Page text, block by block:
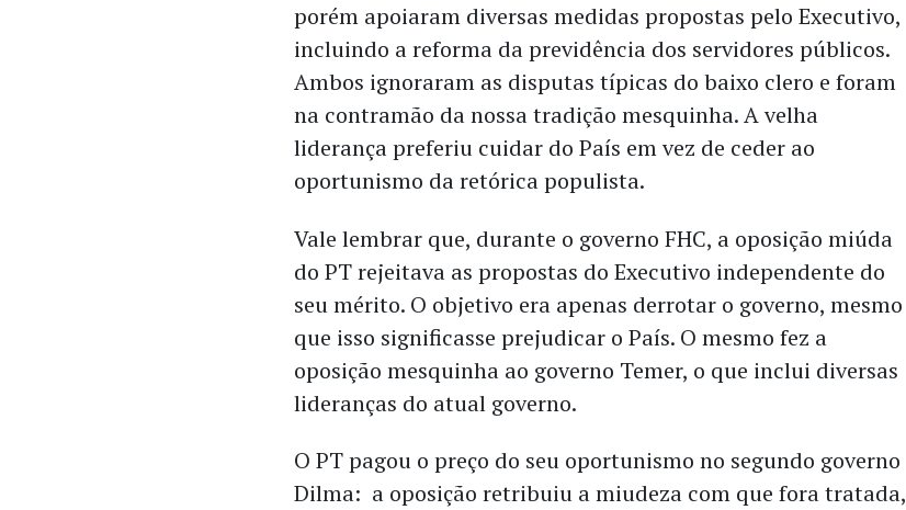
porém apoiaram diversas medidas propostas pelo Executivo,
incluindo a reforma da previdência dos servidores públicos.
Ambos ignoraram as disputas típicas do baixo clero e foram
na contramão da nossa tradição mesquinha. A velha
liderança preferiu cuidar do País em vez de ceder ao
oportunismo da retórica populista.
Vale lembrar que, durante o governo FHC, a oposição miúda
do PT rejeitava as propostas do Executivo independente do
seu mérito. O objetivo era apenas derrotar o governo, mesmo
que isso significasse prejudicar o País. O mesmo fez a
oposição mesquinha ao governo Temer, o que inclui diversas
lideranças do atual governo.
O PT pagou o preço do seu oportunismo no segundo governo
Dilma: a oposição retribuiu a miudeza com que fora tratada,